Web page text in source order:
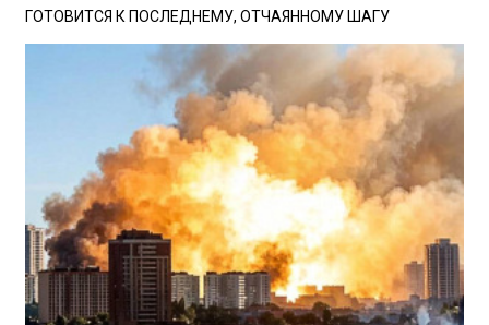
ГОТОВИТСЯ К ПОСЛЕДНЕМУ, ОТЧАЯННОМУ ШАГУ